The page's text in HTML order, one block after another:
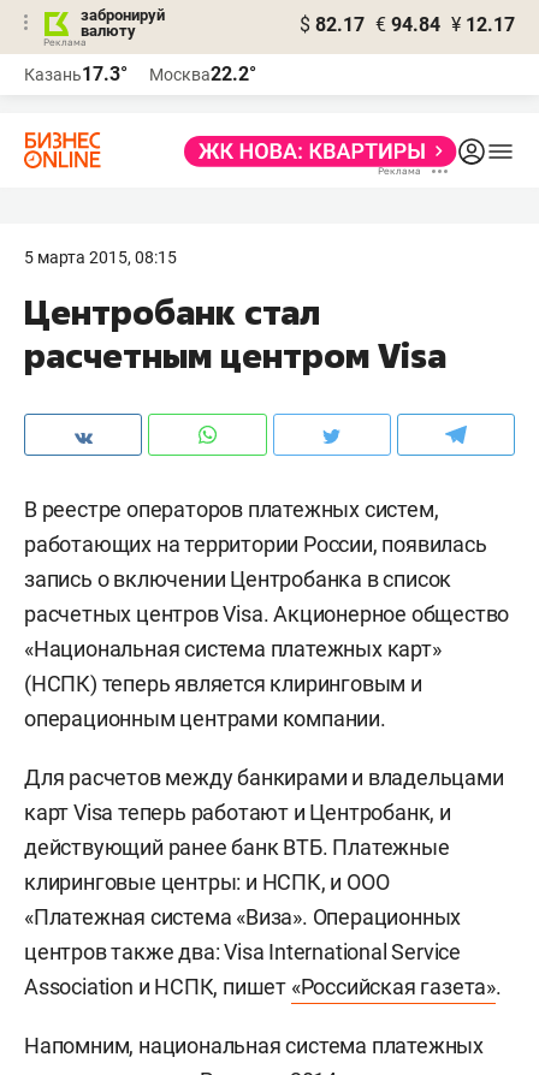
забронируй
валюту
$ 82.17 € 94.84 ¥ 12.17
Казань17.3° Москва22.2°
5 марта 2015, 08:15
Центробанк стал
расчетным центром Visa
В реестре операторов платежных систем,
работающих на территории России, появилась
запись о включении Центробанка в список
расчетных центров Visa. Акционерное общество
«Национальная система платежных карт»
(НСПК) теперь является клиринговым и
операционным центрами компании.
Для расчетов между банкирами и владельцами
карт Visa теперь работают и Центробанк, и
действующий ранее банк ВТБ. Платежные
клиринговые центры: и НСПК, и ООО
«Платежная система «Виза». Операционных
центров также два: Visa International Service
Association и НСПК, пишет «Российская газета».
Напомним, национальная система платежных